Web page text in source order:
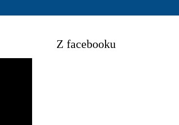
Z facebooku